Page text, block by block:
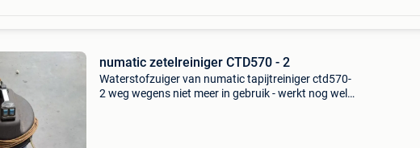
numatic zetelreiniger CTD570 - 2
Waterstofzuiger van numatic tapijtreiniger ctd570-
2 weg wegens niet meer in gebruik - werkt nog wel